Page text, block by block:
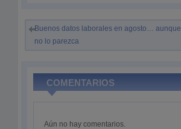
Buenos datos laborales en agosto… aunque
no lo parezca
COMENTARIOS
Aún no hay comentarios.